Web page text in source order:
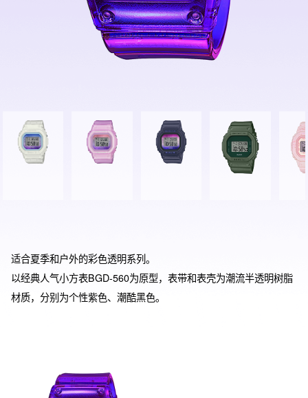
适合夏季和户外的彩色透明系列。
以经典人气小方表BGD-560为原型，表带和表壳为潮流半透明树脂
材质，分别为个性紫色、潮酷黑色。